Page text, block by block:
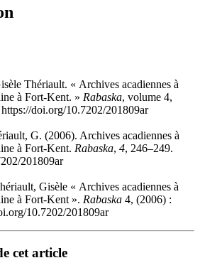
Thériault. « Archives acadiennes à
à Fort-Kent. » Rabaska, volume 4,
doi.org/10.7202/201809ar
G. (2006). Archives acadiennes à
à Fort-Kent. Rabaska, 4, 246–249.
201809ar
Gisèle « Archives acadiennes à
à Fort-Kent ». Rabaska 4, (2006) :
10.7202/201809ar
cet article